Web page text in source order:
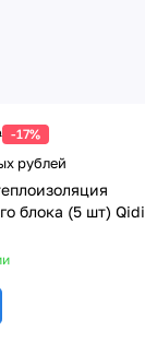
-17%
рублей
блока (5 шт) Qidi